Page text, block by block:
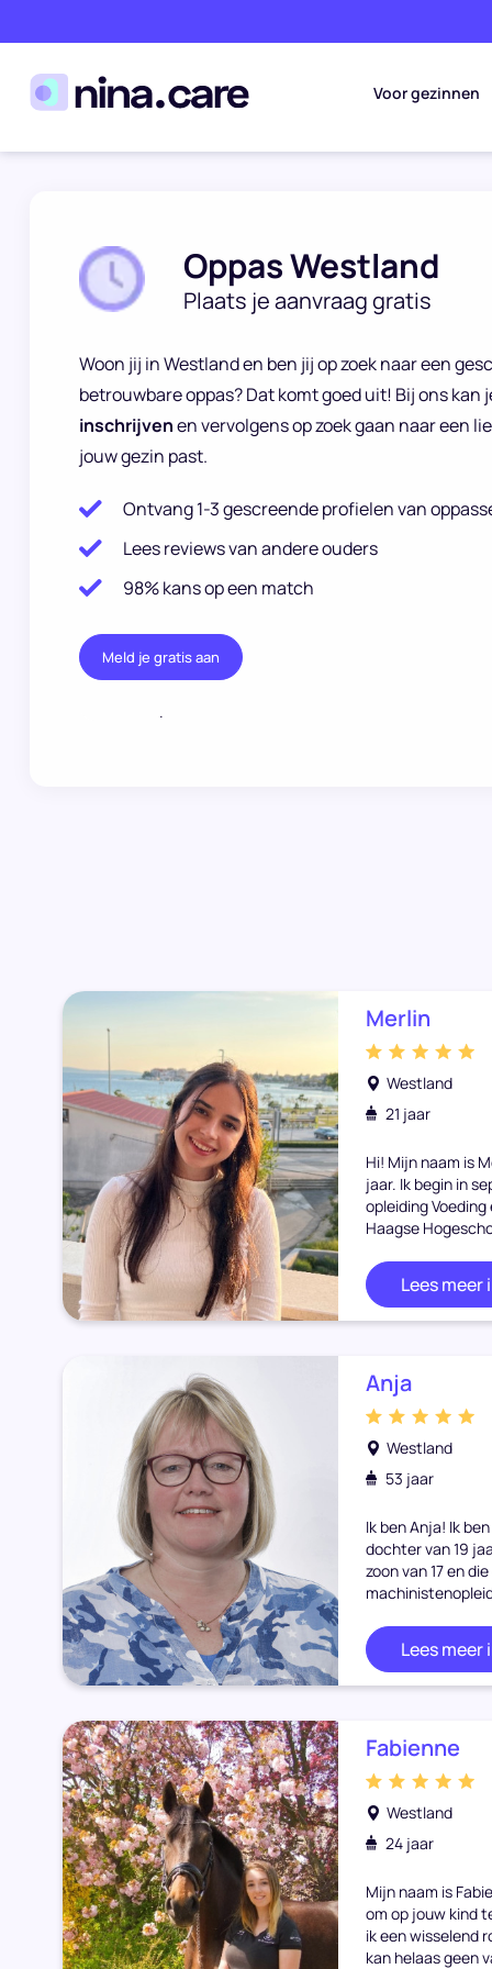
Voor gezinnen
Oppas Westland
Plaats je aanvraag gratis
Woon jij in Westland en ben jij op zoek naar een
betrouwbare oppas? Dat komt goed uit! Bij ons kan
inschrijvenen vervolgens op zoek gaan naar een
jouw gezin past.
Ontvang 1-3 gescreende profielen van
Lees reviews van andere ouders
98% kans op een match
Meld je gratis aan
.
Merlin
Westland
21 jaar
Hi! Mijn naam is
jaar. Ik begin in
opleiding
Haagse
Lees meer
Anja
Westland
53 jaar
Ik ben Anja! Ik
dochter van 19
zoon van 17 en
Lees meer
Fabienne
Westland
24 jaar
Mijn naam is
om op jouw kind
ik een wisselend
kan helaas geen